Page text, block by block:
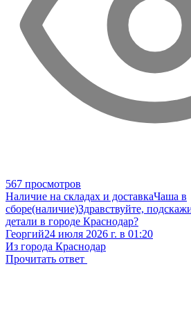
567 просмотров
Наличие на складах и доставкаЧаша в
сборе(наличие)Здравствуйте,
детали в городе Краснодар?
Георгий24 июля 2026 г. в 01:20
Из города Краснодар
Прочитать ответ